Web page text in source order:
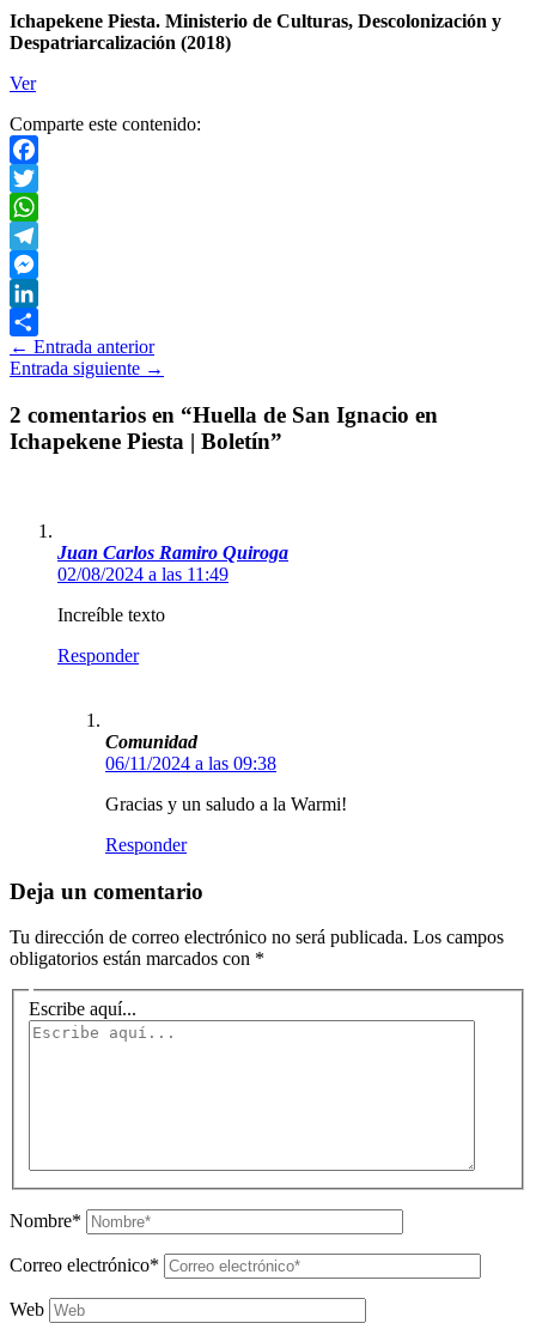
Ichapekene Piesta. Ministerio de Culturas, Descolonización y
Despatriarcalización (2018)
Ver
Comparte este contenido:
Facebook
Twitter
WhatsApp
Telegram
Messenger
LinkedIn
Compartir
← Entrada anterior
Entrada siguiente →
2 comentarios en “Huella de San Ignacio en
Ichapekene Piesta | Boletín”
Juan Carlos Ramiro Quiroga
02/08/2024 a las 11:49
Increíble texto
Responder
Comunidad
06/11/2024 a las 09:38
Gracias y un saludo a la Warmi!
Responder
Deja un comentario
Tu dirección de correo electrónico no será publicada. Los campos
obligatorios están marcados con *
Escribe aquí...
Nombre*
Correo electrónico*
Web